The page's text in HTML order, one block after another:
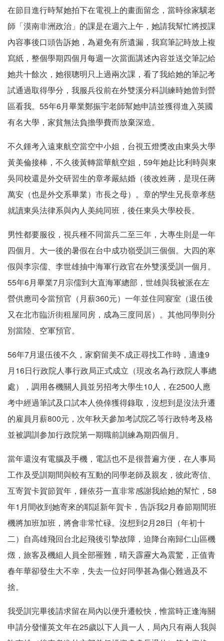
在節目進行時幫她拍下在電視上的畫面留念，當時徐家驥老
師「漠南非洲政治」的課是在週六上午，她請我幫忙將授課
內容事後口頭告訴她，為避免有所遺漏，我寫筆記時放上複
寫紙，整個學期四個月每週一次當面講述內容並送交筆記給
她共十餘次，她很聰明只上過兩次課，看了我給她的筆記考
試通過取得學分，我服兵役前在外雙溪分科訓練時她曾到營
區看我。55年6月畢業鄭振宇老師幫她申請並獲得進入英國
有名大學，家貧無法負擔學費而放棄深造。
不久鍾考入遠東航空當空中小姐，台視五燈獎改由東吳大學
黃美倫接棒，不久後黃轉當華航空姐，59年她赴比利時與東
吳同校還是外交研習生的章孝嚴結婚（後改姓蔣，是現任蔣
萬安（也是外交系畢業）市長之母）。章的孿生兄長章孝慈
就讀東吳法律系與內人美純同班，後任東吳大學校長。
男性都要服役，視兵種不同當兵二至三年，大專生則是一年
四個月。大一後的暑假在台中成功嶺受訓三個個。大四的寒
假與李宗儒、李世雄抽中海軍行政官在外雙溪受訓一個月。
55年6月畢業7月宗儒到大直海軍總部，世雄與我被派在左
營供應司令當預官（月薪360元）一年並住同寢室（退伍後
又在北市臨沂街租屋同房，成為三度同居）。其他同學則分
別當陸、空軍預官。
56年7月退伍後不久，家窮留美不成正尋找工作時，適逢9
月16日行政院人事行政局正式成立（現改名為行政院人事總
處），調用各機關人員並另招考大學生10人，在2500人應
考中經過筆試及口試本人僥倖獲得錄取，沒想到是沒法升遷
的雇員月薪800元，次年秋天參加考試院乙等行政特考及格
並被調訓参加行政院第一期職前訓練為期四個月。
當年還沒有電腦及手機，電話也不是很普遍方便，在人事局
工作及受訓期間與較有互動的同學老師及親友，彼此寄信、
互寄賀卡賀節賀年，鍾依芬一直非常感謝我給她的幫忙，58
年1月間收到她寄來的耶誔新年賀卡，告訴我2月春節期間班
機將加班加班，將會非常忙碌。沒想到2月28日（年初十
二）自高雄飛回台北起飛後引摯故障，迫降台南歸仁山區機
燬，旅客及機組人員全部罹難，晴天霹靂大為震驚，正值青
春年華卻發生大不幸，失去一位好同學甚為傷心難過及不
捨。
我受訓完畢後請求留在局內以便升遷較快，惟當時正逢海關
申請分發懂英文年在25歲以下人員一人，局內只有兩人我與